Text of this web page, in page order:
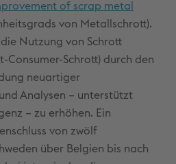
of scrap metal
von Metallschrott).
Nutzung von Schrott
Consumer-Schrott) durch den
neuartiger
Analysen – unterstützt
– zu erhöhen. Ein
von zwölf
über Belgien bis nach